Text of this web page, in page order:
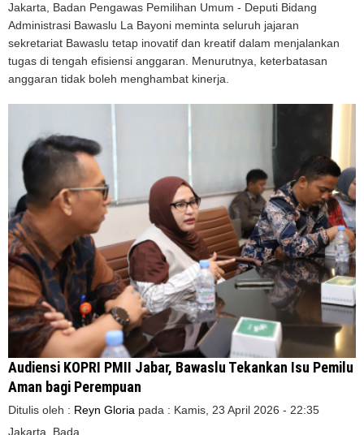
Jakarta, Badan Pengawas Pemilihan Umum - Deputi Bidang
Administrasi Bawaslu La Bayoni meminta seluruh jajaran
sekretariat Bawaslu tetap inovatif dan kreatif dalam menjalankan
tugas di tengah efisiensi anggaran. Menurutnya, keterbatasan
anggaran tidak boleh menghambat kinerja.
Audiensi KOPRI PMII Jabar, Bawaslu Tekankan Isu Pemilu
Aman bagi Perempuan
Ditulis oleh : Reyn Gloria pada : Kamis, 23 April 2026 - 22:35
Jakarta, Bada